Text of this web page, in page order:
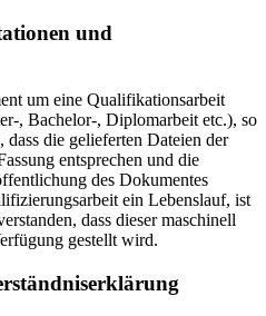
und
um eine Qualifikationsarbeit
, Bachelor-, Diplomarbeit etc.), so
die gelieferten Dateien der
entsprechen und die
des Dokumentes
ein Lebenslauf, ist
dass dieser maschinell
gestellt wird.